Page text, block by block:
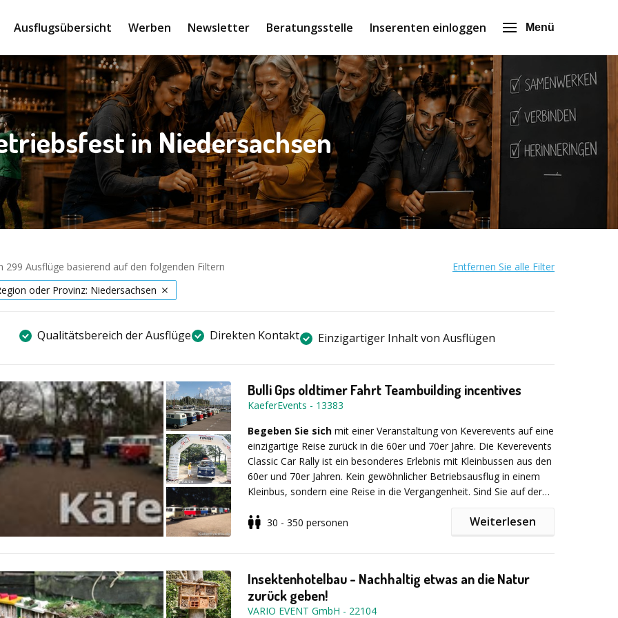
Ausflugsübersicht Werben Newsletter Beratungsstelle Inserenten einloggen Menü
in Niedersachsen
299 Ausflüge basierend auf den folgenden Filtern
Entfernen Sie alle Filter
oder Provinz: Niedersachsen
Qualitätsbereich der Ausflüge Direkten Kontakt Einzigartiger Inhalt von Ausflügen
Bulli Gps oldtimer Fahrt Teambuilding incentives
KaeferEvents - 13383
Begeben Sie sich mit einer Veranstaltung von Keverevents auf eine
einzigartige Reise zurück in die 60er und 70er Jahre. Die Keverevents
Classic Car Rally ist ein besonderes Erlebnis mit Kleinbussen aus den
60er und 70er Jahren. Kein gewöhnlicher Betriebsausflug in einem
Kleinbus, sondern eine Reise in die Vergangenheit. Sind Sie auf der
Teambuilding-Event? Dann ist eine Oldtimer-Rallye von Beetle –
Roadbooks auf eine anspruchsvolle Reise in einem nostalgischen
Käfer-Cabriolet oder einem 6- bis 8-sitzigen VW Transporter T1.
Unsere Qualität liegt in der individuellen Planung Ihrer Veranstaltung.
30 - 350 personen Weiterlesen
Insektenhotelbau - Nachhaltig etwas an die Natur
zurück geben!
VARIO EVENT GmbH - 22104